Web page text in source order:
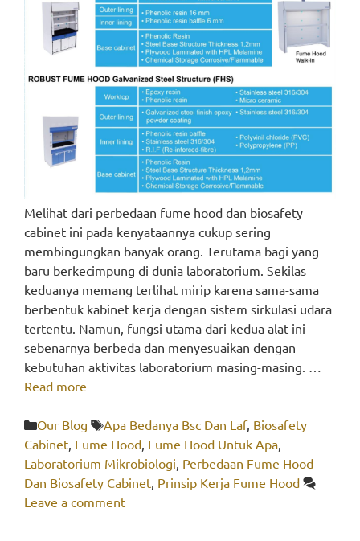
Melihat dari perbedaan fume hood dan biosafety
cabinet ini pada kenyataannya cukup sering
membingungkan banyak orang. Terutama bagi yang
baru berkecimpung di dunia laboratorium. Sekilas
keduanya memang terlihat mirip karena sama-sama
berbentuk kabinet kerja dengan sistem sirkulasi udara
tertentu. Namun, fungsi utama dari kedua alat ini
sebenarnya berbeda dan menyesuaikan dengan
kebutuhan aktivitas laboratorium masing-masing. …
Read more
Categories
Our Blog Tags
Apa Bedanya Bsc Dan Laf, Biosafety
Cabinet, Fume Hood, Fume Hood Untuk Apa,
Laboratorium Mikrobiologi, Perbedaan Fume Hood
Dan Biosafety Cabinet, Prinsip Kerja Fume Hood
Leave a comment